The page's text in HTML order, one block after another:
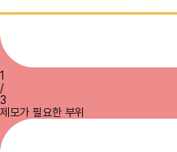
1
/
3
제모가 필요한 부위